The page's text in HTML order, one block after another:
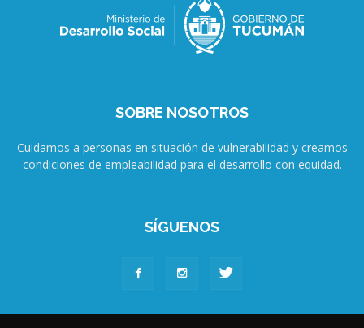
SOBRE NOSOTROS
Cuidamos a personas en situación de vulnerabilidad y creamos
condiciones de empleabilidad para el desarrollo con equidad.
SÍGUENOS